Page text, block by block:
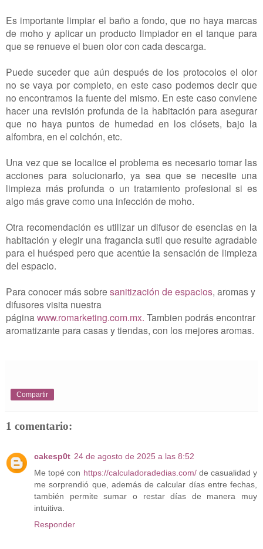
Es importante limpiar el baño a fondo, que no haya marcas
de moho y aplicar un producto limpiador en el tanque para
que se renueve el buen olor con cada descarga.
Puede suceder que aún después de los protocolos el olor
no se vaya por completo, en este caso podemos decir que
no encontramos la fuente del mismo. En este caso conviene
hacer una revisión profunda de la habitación para asegurar
que no haya puntos de humedad en los clósets, bajo la
alfombra, en el colchón, etc.
Una vez que se localice el problema es necesario tomar las
acciones para solucionarlo, ya sea que se necesite una
limpieza más profunda o un tratamiento profesional si es
algo más grave como una infección de moho.
Otra recomendación es utilizar un difusor de esencias en la
habitación y elegir una fragancia sutil que resulte agradable
para el huésped pero que acentúe la sensación de limpieza
del espacio.
Para conocer más sobre sanitización de espacios, aromas y
difusores visita nuestra
página www.romarketing.com.mx. Tambien podrás encontrar
aromatizante para casas y tiendas, con los mejores aromas.
Compartir
1 comentario:
cakesp0t 24 de agosto de 2025 a las 8:52
Me topé con https://calculadoradedias.com/de casualidad y
me sorprendió que, además de calcular días entre fechas,
también permite sumar o restar días de manera muy
intuitiva.
Responder